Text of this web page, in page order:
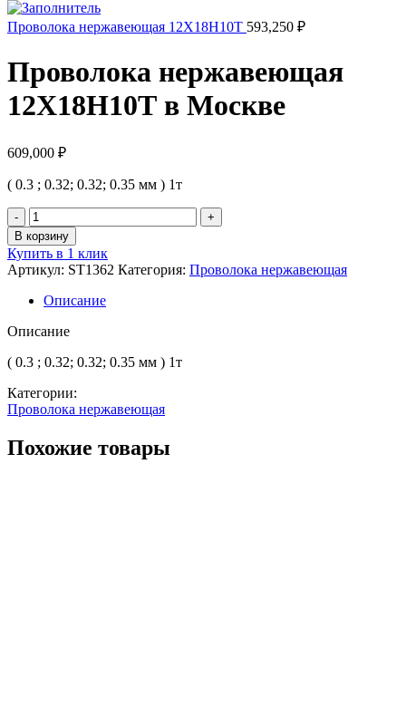
Проволока нержавеющая 12Х18Н10Т 593,250 ₽
Проволока нержавеющая
12Х18Н10Т в Москве
609,000 ₽
( 0.3 ; 0.32; 0.32; 0.35 мм ) 1т
Количество
товара
Проволока
нержавеющая
12Х18Н10Т
В корзину
Купить в 1 клик
Артикул: ST1362 Категория: Проволока нержавеющая
Описание
Описание
( 0.3 ; 0.32; 0.32; 0.35 мм ) 1т
Категории:
Проволока нержавеющая
Похожие товары